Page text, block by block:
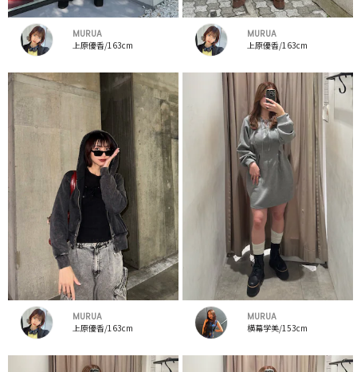
MURUA
上原優香/163cm
MURUA
上原優香/163cm
MURUA
上原優香/163cm
MURUA
横幕学美/153cm